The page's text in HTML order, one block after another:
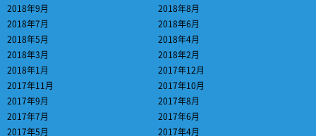
2018年9月
2018年8月
2018年7月
2018年6月
2018年5月
2018年4月
2018年3月
2018年2月
2018年1月
2017年12月
2017年11月
2017年10月
2017年9月
2017年8月
2017年7月
2017年6月
2017年5月
2017年4月